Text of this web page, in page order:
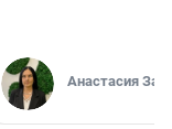
Анастасия